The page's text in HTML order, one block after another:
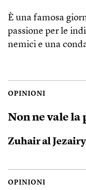
È una famosa
passione per le
nemici e una
OPINIONI
Non ne vale la
Zuhair al Jezairy
OPINIONI